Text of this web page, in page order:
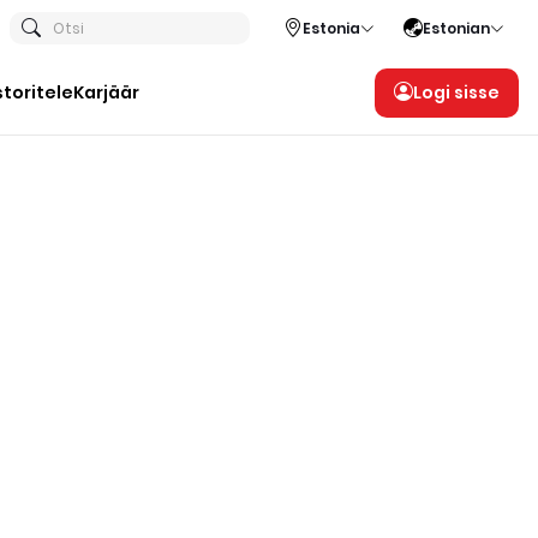
Otsi Estonia Estonian
Karjäär Logi sisse